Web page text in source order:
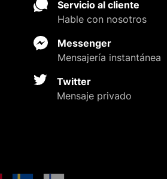
Servicio al cliente
Hable con nosotros
Messenger
Mensajería instantánea
Twitter
Mensaje privado